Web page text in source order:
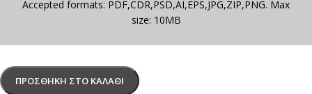
Accepted formats: PDF,CDR,PSD,AI,EPS,JPG,ZIP,PNG. Max
size: 10MB
ΠΡΟΣΘΉΚΗ ΣΤΟ ΚΑΛΆΘΙ